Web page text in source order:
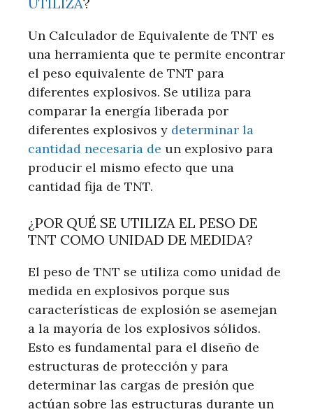
Un Calculador de Equivalente de TNT es
una herramienta que te permite encontrar
el peso equivalente de TNT para
diferentes explosivos. Se utiliza para
comparar la energía liberada por
diferentes explosivos y determinar la
cantidad necesaria de un explosivo para
producir el mismo efecto que una
cantidad fija de TNT.
¿POR QUÉ SE UTILIZA EL PESO DE
TNT COMO UNIDAD DE MEDIDA?
El peso de TNT se utiliza como unidad de
medida en explosivos porque sus
características de explosión se asemejan
a la mayoría de los explosivos sólidos.
Esto es fundamental para el diseño de
estructuras de protección y para
determinar las cargas de presión que
actúan sobre las estructuras durante un